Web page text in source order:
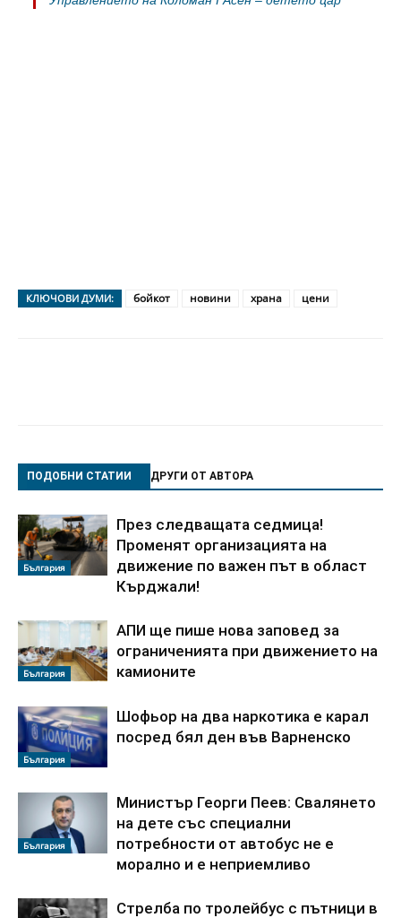
КЛЮЧОВИ ДУМИ: бойкот новини храна цени
ПОДОБНИ СТАТИИ ДРУГИ ОТ АВТОРА
България
През следващата седмица!
Променят организацията на
движение по важен път в област
Кърджали!
България
АПИ ще пише нова заповед за
ограниченията при движението на
камионите
България
Шофьор на два наркотика е карал
посред бял ден във Варненско
България
Министър Георги Пеев: Свалянето
на дете със специални
потребности от автобус не е
морално и е неприемливо
Стрелба по тролейбус с пътници в